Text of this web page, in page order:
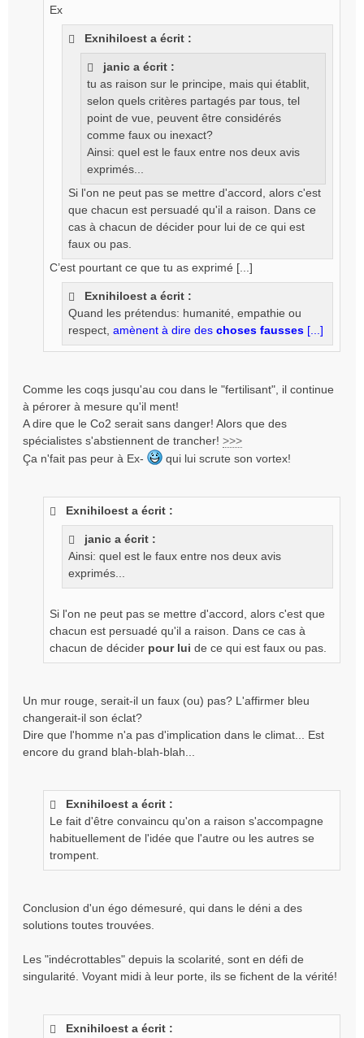
Ex
Exnihiloest a écrit :
janic a écrit :
tu as raison sur le principe, mais qui établit,
selon quels critères partagés par tous, tel
point de vue, peuvent être considérés
comme faux ou inexact?
Ainsi: quel est le faux entre nos deux avis
exprimés...
Si l'on ne peut pas se mettre d'accord, alors c'est
que chacun est persuadé qu'il a raison. Dans ce
cas à chacun de décider pour lui de ce qui est
faux ou pas.
C’est pourtant ce que tu as exprimé [...]
Exnihiloest a écrit :
Quand les prétendus: humanité, empathie ou
respect, amènent à dire des choses fausses [...]
Comme les coqs jusqu'au cou dans le "fertilisant", il continue
à pérorer à mesure qu'il ment!
A dire que le Co2 serait sans danger! Alors que des
spécialistes s'abstiennent de trancher! >>>
Ça n'fait pas peur à Ex-
qui lui scrute son vortex!
Exnihiloest a écrit :
janic a écrit :
Ainsi: quel est le faux entre nos deux avis
exprimés...
Si l'on ne peut pas se mettre d'accord, alors c'est que
chacun est persuadé qu'il a raison. Dans ce cas à
chacun de décider pour lui de ce qui est faux ou pas.
Un mur rouge, serait-il un faux (ou) pas? L'affirmer bleu
changerait-il son éclat?
Dire que l'homme n'a pas d'implication dans le climat... Est
encore du grand blah-blah-blah...
Exnihiloest a écrit :
Le fait d'être convaincu qu'on a raison s'accompagne
habituellement de l'idée que l'autre ou les autres se
trompent.
Conclusion d'un égo démesuré, qui dans le déni a des
solutions toutes trouvées.
Les "indécrottables" depuis la scolarité, sont en défi de
singularité. Voyant midi à leur porte, ils se fichent de la vérité!
Exnihiloest a écrit :